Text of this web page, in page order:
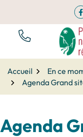
contenu
TÉL.
Accueil En ce
Agenda Grand
Agenda